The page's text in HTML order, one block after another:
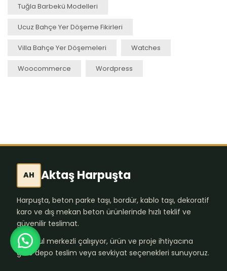
Tuğla Barbekü Modelleri
Ucuz Bahçe Yer Döşeme Fikirleri
Villa Bahçe Yer Döşemeleri Watches
Woocommerce Wordpress
AH Aktaş Harpuşta
Harpuşta, beton parke taşı, bordür, kablo taşı, dekoratif
karo ve dış mekan beton ürünlerinde hızlı teklif ve
güvenilir teslimat.
İstanbul merkezli çalışıyor, ürün ve proje ihtiyacına
göre depo teslim veya sevkiyat seçenekleri sunuyoruz.